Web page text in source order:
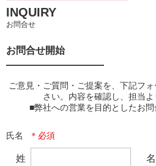
INQUIRY
お問合せ
お問合せ開始
ご意見・ご質問・ご提案を、下記フ
さい。内容を確認し、担当よ
■弊社への営業を目的としたお
氏名
姓 名